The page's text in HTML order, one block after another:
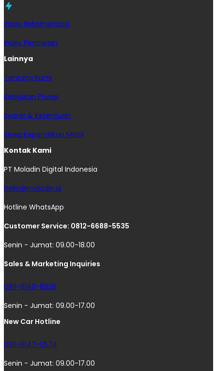
Index Rekomendasi
Index Pencarian
Lainnya
Tentang Kami
Kebijakan Privasi
Syarat & Ketentuan
Sewa Kepemilikan Mobil
Kontak Kami
PT Moladin Digital Indonesia
hello@moladin.ai
Hotline WhatsApp
Customer Service: 0812-6688-5535
Senin - Jumat: 09.00-18.00
Sales & Marketing Inquiries
0811-8140-8326
Senin - Jumat: 09.00-17.00
New Car Hotline
0811-8147-0574
Senin - Jumat: 09.00-17.00